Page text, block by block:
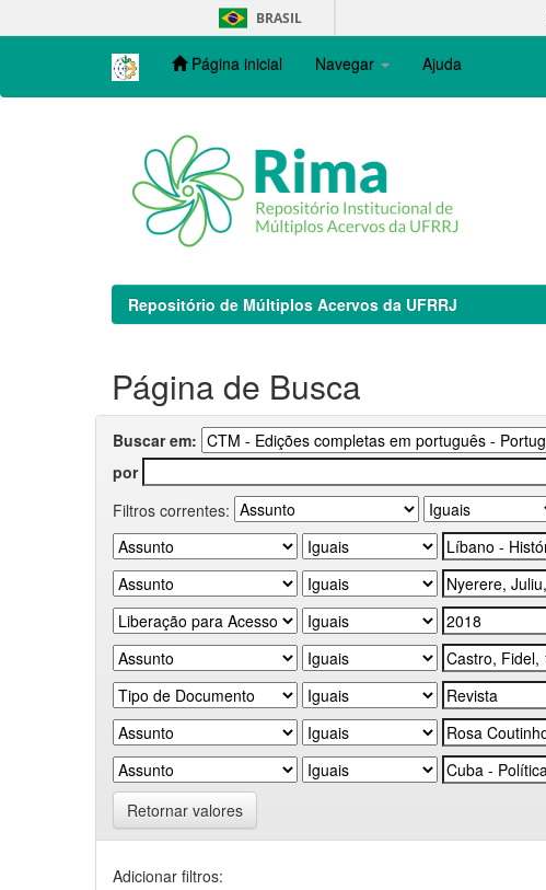
navigation
BRASIL
Página inicial Navegar Ajuda
Repositório de Múltiplos Acervos da UFRRJ
Página de Busca
Buscar em:
por
Filtros correntes:
Retornar valores
Adicionar filtros: